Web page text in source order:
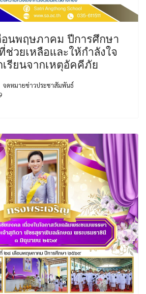
นพฤษภาคม ปีการศึกษา
วยเหลือและให้กำลังใจ
รียนจากเหตุอัคคีภัย
จดหมายข่าวประชาสัมพันธ์